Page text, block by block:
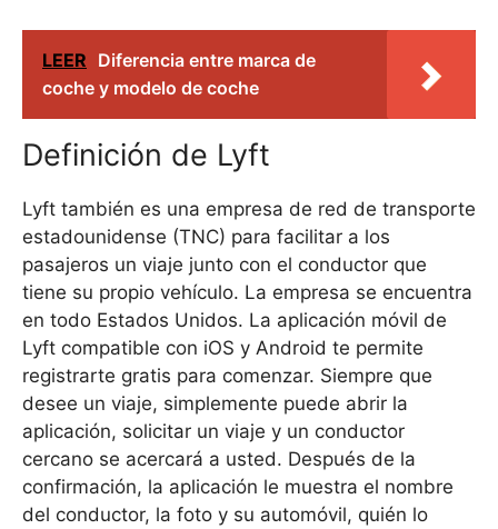
LEER Diferencia entre marca de
coche y modelo de coche
Definición de Lyft
Lyft también es una empresa de red de transporte
estadounidense (TNC) para facilitar a los
pasajeros un viaje junto con el conductor que
tiene su propio vehículo. La empresa se encuentra
en todo Estados Unidos. La aplicación móvil de
Lyft compatible con iOS y Android te permite
registrarte gratis para comenzar. Siempre que
desee un viaje, simplemente puede abrir la
aplicación, solicitar un viaje y un conductor
cercano se acercará a usted. Después de la
confirmación, la aplicación le muestra el nombre
del conductor, la foto y su automóvil, quién lo